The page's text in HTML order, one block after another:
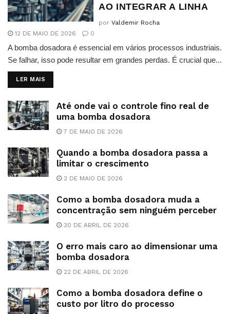
AO INTEGRAR A LINHA
por Valdemir Rocha
12 DE MAIO DE 2026
0
A bomba dosadora é essencial em vários processos industriais.
Se falhar, isso pode resultar em grandes perdas. É crucial que...
LER MAIS
Até onde vai o controle fino real de
uma bomba dosadora
7 DE MAIO DE 2026
Quando a bomba dosadora passa a
limitar o crescimento
2 DE MAIO DE 2026
Como a bomba dosadora muda a
concentração sem ninguém perceber
30 DE ABRIL DE 2026
O erro mais caro ao dimensionar uma
bomba dosadora
22 DE ABRIL DE 2026
Como a bomba dosadora define o
custo por litro do processo